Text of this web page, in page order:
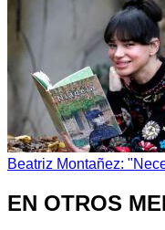
Beatriz Montañez:
EN OTROS